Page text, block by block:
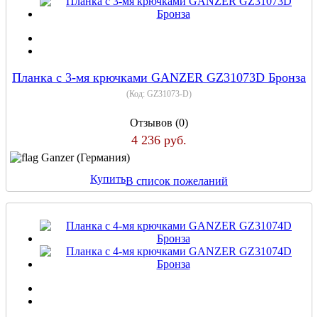
Планка с 3-мя крючками GANZER GZ31073D Бронза
(Код: GZ31073-D)
Отзывов (0)
4 236 руб.
Ganzer (Германия)
КупитьВ список пожеланий